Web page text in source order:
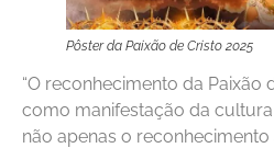
Pôster da Paixão de Cristo 2025
“O reconhecimento da Paixão
como manifestação da
não apenas o